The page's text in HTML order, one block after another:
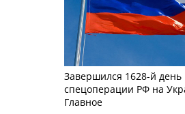
Завершился 1628-й день
спецоперации РФ на
Главное